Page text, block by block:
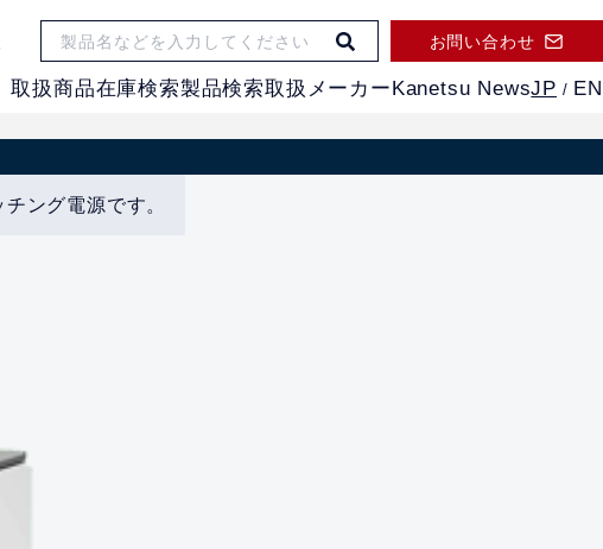
お問い合わせ
取扱商品在庫検索製品検索取扱メーカーKanetsu NewsJP / EN
ング電源です。